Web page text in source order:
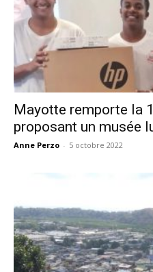
Mayotte remporte la
proposant un musée
Anne Perzo - 5 octobre 2022